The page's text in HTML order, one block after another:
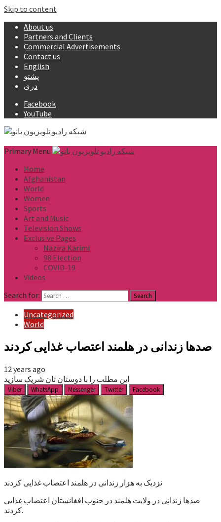
Skip to content
About us
Partners and Clients
Commercial Advertisements
Contact us
English
پشتو
دری
Facebook
YouTube
Primary Menu
Home
Afghanistan
World
Women
Sports
Art and Music
Television Shows
Exclusive Pages
Nazira Karimi
98 Election
COVID-19
Videos
Search for:
Uncategorized
World
صدها زندانی در هلمند اعتصاب غذایی کردند
12 years ago
این مطلب را با دوستان تان شریک سازید
Viber WhatsApp Messenger Twitter Facebook
نزدیک به هزار زندانی در هلمند اعتصاب غذایی کردند
صدها زندانی در ولایت هلمند در جنوب افغانستان اعتصاب غذایی
کردند.